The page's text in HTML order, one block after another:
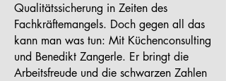
Qualitätssicherung in Zeiten des
Fachkräftemangels. Doch gegen all das
kann man was tun: Mit Küchenconsulting
und Benedikt Zangerle. Er bringt die
Arbeitsfreude und die schwarzen Zahlen